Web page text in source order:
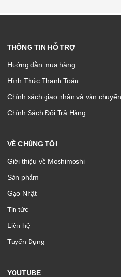
THÔNG TIN HỖ TRỢ
Hướng dẫn mua hàng
Hình Thức Thanh Toán
Chính sách giao nhận và vận chuyển
Chính Sách Đổi Trả Hàng
VỀ CHÚNG TÔI
Giới thiệu về Moshimoshi
Sản phẩm
Gạo Nhật
Tin tức
Liên hệ
Tuyển Dụng
YOUTUBE